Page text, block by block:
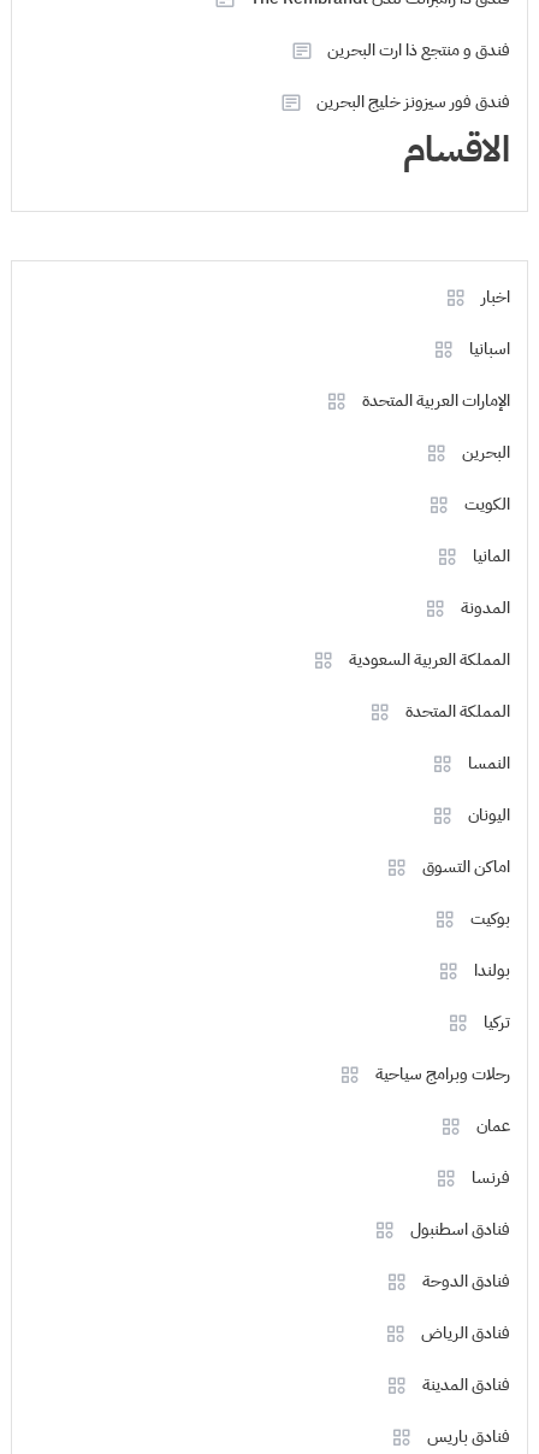
فندق و منتجع ذا ارت البحرين
فندق فور سيزونز خليج البحرين
الاقسام
اخبار
اسبانيا
الإمارات العربية المتحدة
البحرين
الكويت
المانيا
المدونة
المملكة العربية السعودية
المملكة المتحدة
النمسا
اليونان
اماكن التسوق
بوكيت
بولندا
تركيا
رحلات وبرامج سياحية
عمان
فرنسا
فنادق اسطنبول
فنادق الدوحة
فنادق الرياض
فنادق المدينة
فنادق باريس